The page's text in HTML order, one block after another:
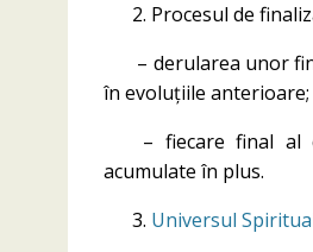
2. Procesul de
– derularea unor
în evoluțiile anterioare;
– fiecare final al
acumulate în plus.
3. Universul